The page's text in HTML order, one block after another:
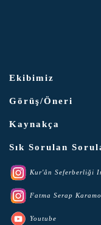
Ekibimiz
Görüş/Öneri
Kaynakça
Sık Sorulan
Kur'ân Seferberliği
Fatma Serap
Youtube